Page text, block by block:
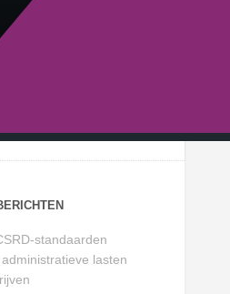
standaarden
lasten